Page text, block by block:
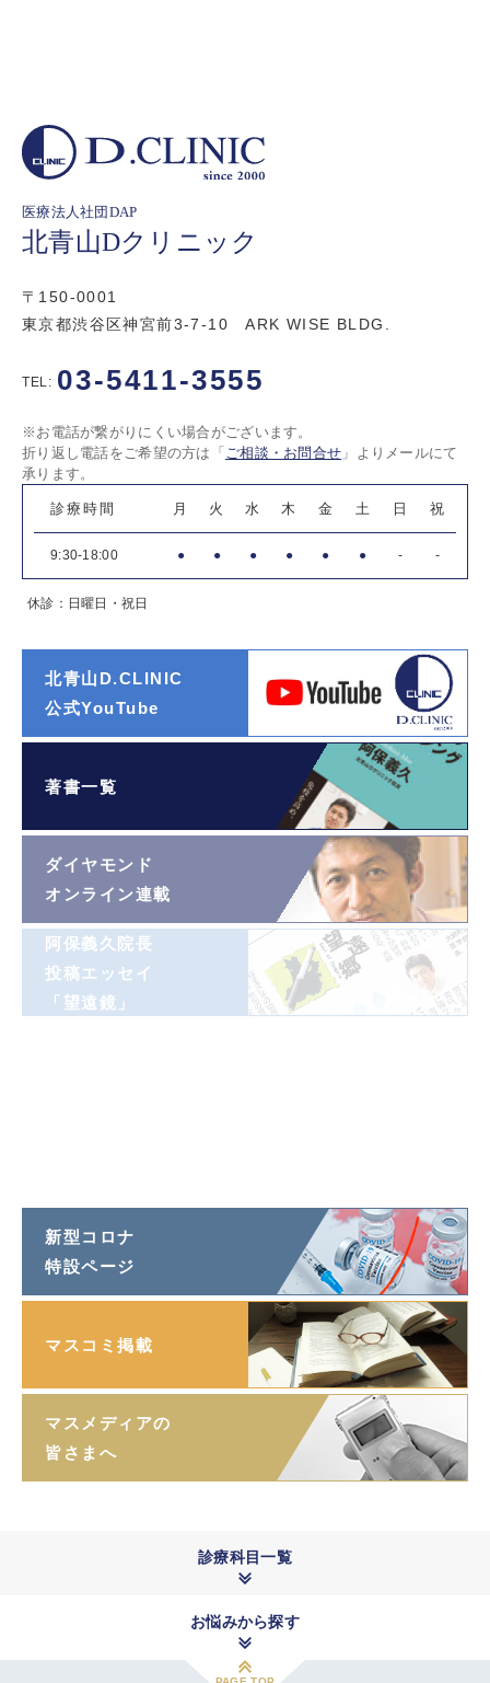
医療法人社団DAP
北青山Dクリニック
〒150-0001
東京都渋谷区神宮前3-7-10 ARK WISE BLDG.
TEL: 03-5411-3555
※お電話が繋がりにくい場合がございます。
折り返し電話をご希望の方は「 ご相談・お問合せ 」よりメールにて
承ります。
診療時間 月 火 水 木 金 土 日 祝
9:30-18:00 ● ● ● ● ● ● - -
休診：日曜日・祝日
北青山D.CLINIC
公式YouTube
著書一覧
ダイヤモンド
オンライン連載
阿保義久院長
投稿エッセイ
「望遠鏡」
新型コロナ
特設ページ
マスコミ掲載
マスメディアの
皆さまへ
診療科目一覧
お悩みから探す